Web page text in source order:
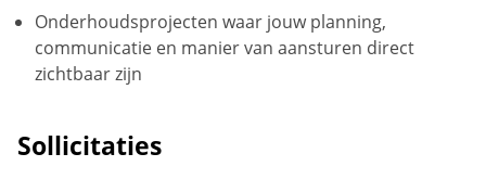
Onderhoudsprojecten waar jouw planning,
communicatie en manier van aansturen direct
zichtbaar zijn
Sollicitaties